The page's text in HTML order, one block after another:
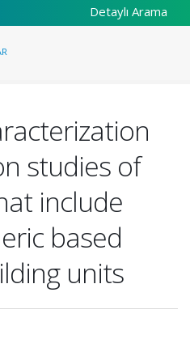
Detaylı Arama
studies of
include
based
units